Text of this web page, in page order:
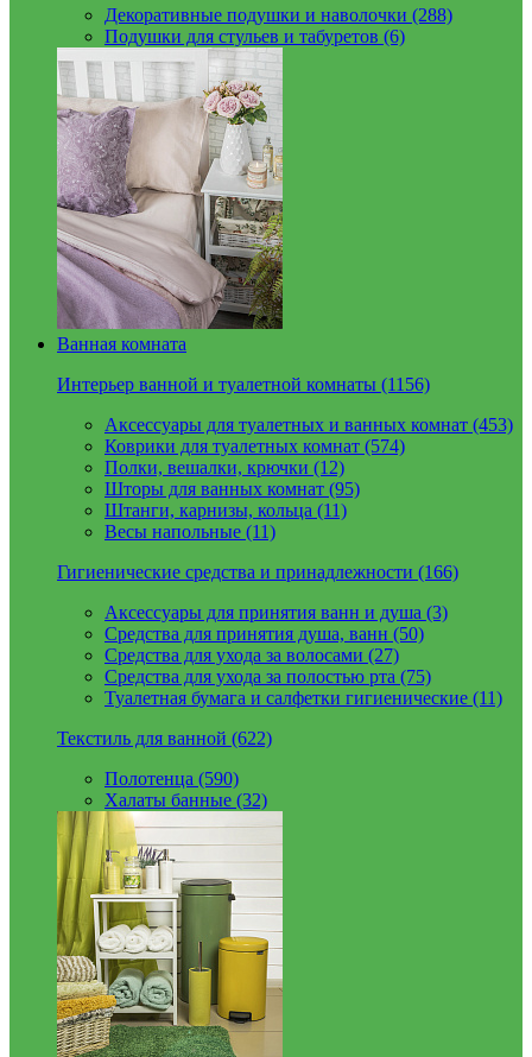
Декоративные подушки и наволочки (288)
Подушки для стульев и табуретов (6)
Ванная комната
Интерьер ванной и туалетной комнаты (1156)
Аксессуары для туалетных и ванных комнат (453)
Коврики для туалетных комнат (574)
Полки, вешалки, крючки (12)
Шторы для ванных комнат (95)
Штанги, карнизы, кольца (11)
Весы напольные (11)
Гигиенические средства и принадлежности (166)
Аксессуары для принятия ванн и душа (3)
Средства для принятия душа, ванн (50)
Средства для ухода за волосами (27)
Средства для ухода за полостью рта (75)
Туалетная бумага и салфетки гигиенические (11)
Текстиль для ванной (622)
Полотенца (590)
Халаты банные (32)